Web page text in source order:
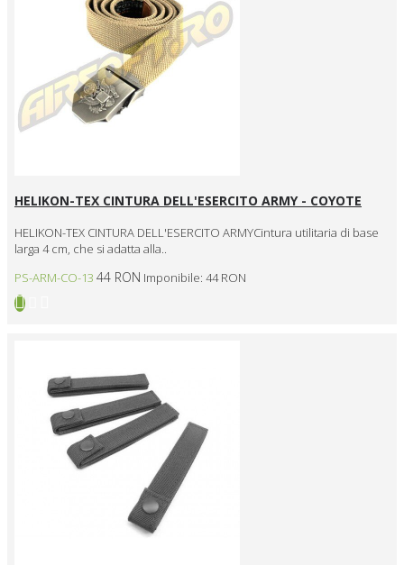
HELIKON-TEX CINTURA DELL'ESERCITO ARMY - COYOTE
HELIKON-TEX CINTURA DELL'ESERCITO ARMYCintura utilitaria di base
larga 4 cm, che si adatta alla..
PS-ARM-CO-13 44 RON Imponibile: 44 RON